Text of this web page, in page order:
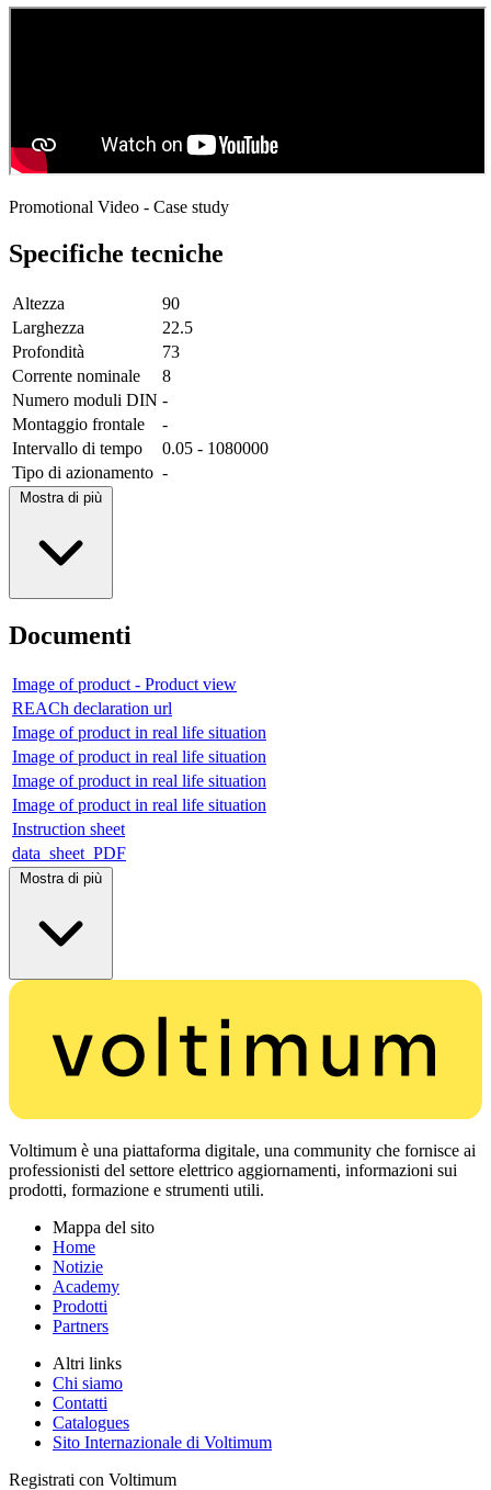
Promotional Video - Case study
Specifiche tecniche
Altezza
90
Larghezza
22.5
Profondità
73
Corrente nominale
8
Numero moduli DIN -
Montaggio frontale
-
Intervallo di tempo
0.05 - 1080000
Tipo di azionamento -
Mostra di più
Documenti
Image of product - Product view
REACh declaration url
Image of product in real life situation
Image of product in real life situation
Image of product in real life situation
Image of product in real life situation
Instruction sheet
data_sheet_PDF
Mostra di più
Voltimum è una piattaforma digitale, una community che fornisce ai
professionisti del settore elettrico aggiornamenti, informazioni sui
prodotti, formazione e strumenti utili.
Mappa del sito
Home
Notizie
Academy
Prodotti
Partners
Altri links
Chi siamo
Contatti
Catalogues
Sito Internazionale di Voltimum
Registrati con Voltimum